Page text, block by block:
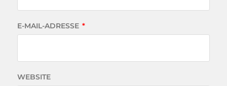
E-MAIL-ADRESSE *
WEBSITE